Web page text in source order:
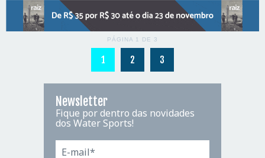
PÁGINA 1 DE 3
1 2 3
Newsletter
Fique por dentro das novidades
dos Water Sports!